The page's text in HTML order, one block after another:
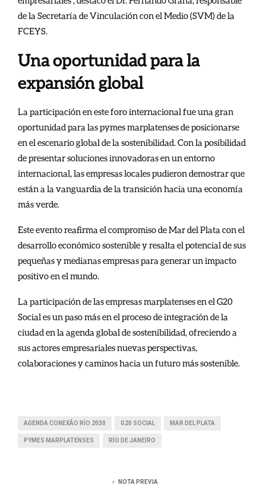
de la Secretaría de Vinculación con el Medio (SVM) de la
FCEYS.
Una oportunidad para la
expansión global
La participación en este foro internacional fue una gran
oportunidad para las pymes marplatenses de posicionarse
en el escenario global de la sostenibilidad. Con la posibilidad
de presentar soluciones innovadoras en un entorno
internacional, las empresas locales pudieron demostrar que
están a la vanguardia de la transición hacia una economía
más verde.
Este evento reafirma el compromiso de Mar del Plata con el
desarrollo económico sostenible y resalta el potencial de sus
pequeñas y medianas empresas para generar un impacto
positivo en el mundo.
La participación de las empresas marplatenses en el G20
Social es un paso más en el proceso de integración de la
ciudad en la agenda global de sostenibilidad, ofreciendo a
sus actores empresariales nuevas perspectivas,
colaboraciones y caminos hacia un futuro más sostenible.
AGENDA CONEXÃO RÍO 2030 G20 SOCIAL MAR DEL PLATA
PYMES MARPLATENSES RÍO DE JANEIRO
NOTA PREVIA